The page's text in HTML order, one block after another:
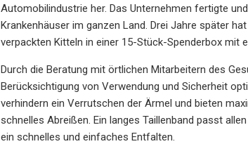
Automobilindustrie her. Das Unternehmen fertigte
Krankenhäuser im ganzen Land. Drei Jahre später
verpackten Kitteln in einer 15-Stück-Spenderbox mit
Durch die Beratung mit örtlichen Mitarbeitern des
Berücksichtigung von Verwendung und Sicherheit
verhindern ein Verrutschen der Ärmel und bieten
schnelles Abreißen. Ein langes Taillenband passt
ein schnelles und einfaches Entfalten.